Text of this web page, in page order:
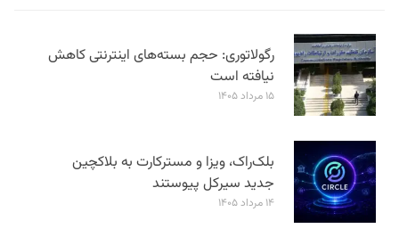
رگولاتوری: حجم بسته‌های اینترنتی کاهش
نیافته است
۱۵ مرداد ۱۴۰۵
بلک‌راک، ویزا و مسترکارت به بلاکچین
جدید سیرکل پیوستند
۱۴ مرداد ۱۴۰۵